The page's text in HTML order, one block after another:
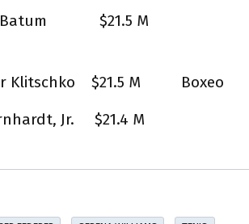
Batum $21.5 M
Klitschko $21.5 M Boxeo
Jr. $21.4 M